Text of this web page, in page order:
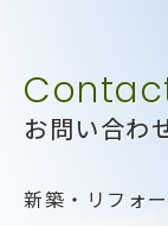
お問い合わ
新築・リフォ